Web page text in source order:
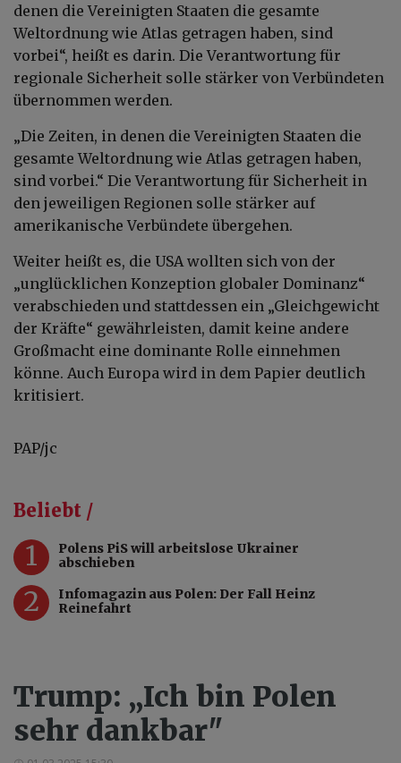
denen die Vereinigten Staaten die gesamte
Weltordnung wie Atlas getragen haben, sind
vorbei“, heißt es darin. Die Verantwortung für
regionale Sicherheit solle stärker von Verbündeten
übernommen werden.
„Die Zeiten, in denen die Vereinigten Staaten die
gesamte Weltordnung wie Atlas getragen haben,
sind vorbei.“ Die Verantwortung für Sicherheit in
den jeweiligen Regionen solle stärker auf
amerikanische Verbündete übergehen.
Weiter heißt es, die USA wollten sich von der
„unglücklichen Konzeption globaler Dominanz“
verabschieden und stattdessen ein „Gleichgewicht
der Kräfte“ gewährleisten, damit keine andere
Großmacht eine dominante Rolle einnehmen
könne. Auch Europa wird in dem Papier deutlich
kritisiert.
PAP/jc
Beliebt /
1
Polens PiS will arbeitslose Ukrainer
abschieben
2
Infomagazin aus Polen: Der Fall Heinz
Reinefahrt
Trump: „Ich bin Polen
sehr dankbar"